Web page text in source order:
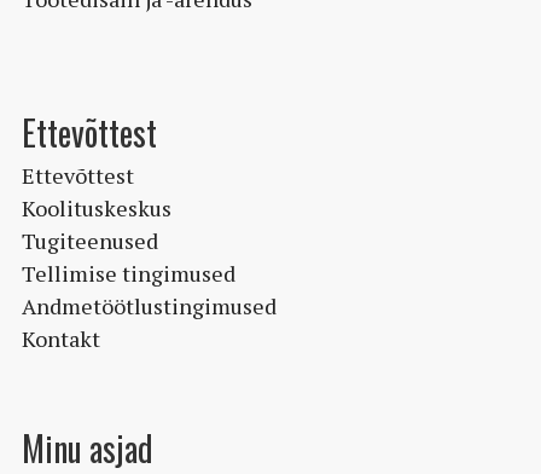
Ettevõttest
Ettevõttest
Koolituskeskus
Tugiteenused
Tellimise tingimused
Andmetöötlustingimused
Kontakt
Minu asjad